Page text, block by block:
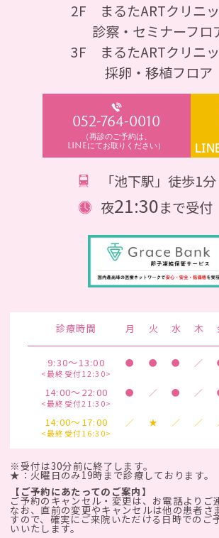
2F まるたARTクリニ
診察・セミナーフロ
3F まるたARTクリニ
採卵・移植フロア
052-764-0010
（再診のご予約は、
LINEにてお取りください）
「池下駅」徒歩1分
夜21:30まで受付
診療時間 月 火 水 木
9:30～13:00
<最終受付12:30>
● ● ● ／
14:00～22:00
<最終受付21:30>
● ／ ● ／
14:00～17:00
<最終受付16:30>
／ ★ ／ ／
※受付は30分前に終了します。
★：火曜日のみ19時まで診療しております。
【ご予約にあたってのご案内】
ご予約のキャンセル・変更は、お電話よりご
なお、直前の変更やキャンセルは他の患者さ
すので、確実にご来院いただける日時でのご
いいたします。